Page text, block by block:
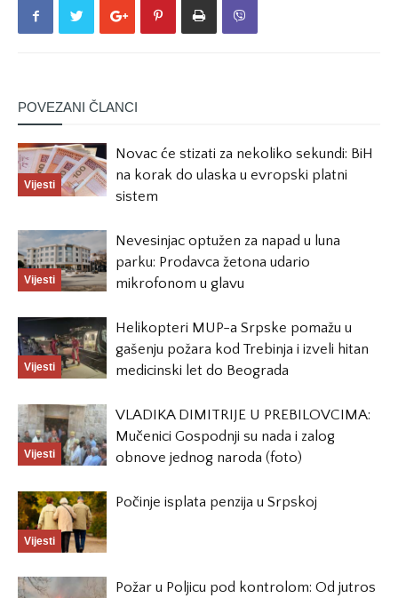
POVEZANI ČLANCI
Vijesti
Novac će stizati za nekoliko sekundi: BiH
na korak do ulaska u evropski platni
sistem
Vijesti
Nevesinjac optužen za napad u luna
parku: Prodavca žetona udario
mikrofonom u glavu
Vijesti
Helikopteri MUP-a Srpske pomažu u
gašenju požara kod Trebinja i izveli hitan
medicinski let do Beograda
Vijesti
VLADIKA DIMITRIJE U PREBILOVCIMA:
Mučenici Gospodnji su nada i zalog
obnove jednog naroda (foto)
Vijesti
Počinje isplata penzija u Srpskoj
Požar u Poljicu pod kontrolom: Od jutros